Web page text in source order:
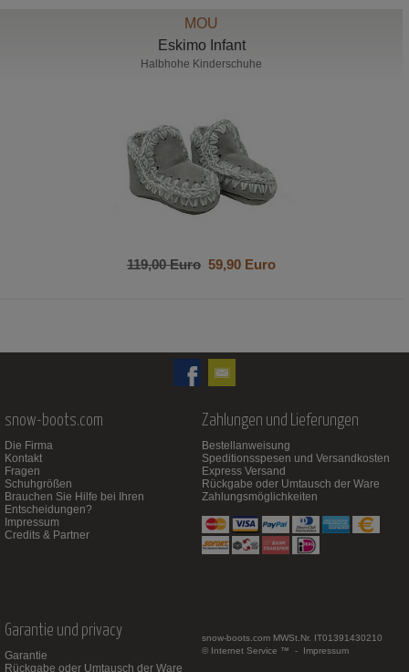
MOU
Eskimo Infant
Halbhohe Kinderschuhe
119,00 Euro 59,90 Euro
snow-boots.com
Die Firma
Kontakt
Fragen
Schuhgrößen
Brauchen Sie Hilfe bei Ihren
Entscheidungen?
Impressum
Credits & Partner
Zahlungen und Lieferungen
Bestellanweisung
Speditionsspesen und Versandkosten
Express Versand
Rückgabe oder Umtausch der Ware
Zahlungsmöglichkeiten
Garantie und privacy
Garantie
Rückgabe oder Umtausch der Ware
snow-boots.com MWSt.Nr. IT01391430210
© Internet Service ™ - Impressum